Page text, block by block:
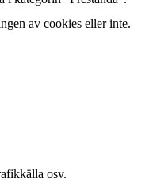
av cookies eller inte.
osv.